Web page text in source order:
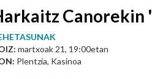
Canorekin
martxoak 21, 19:00etan
Plentzia, Kasinoa